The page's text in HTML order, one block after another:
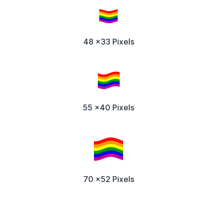
48 x33 Pixels
55 x40 Pixels
70 x52 Pixels